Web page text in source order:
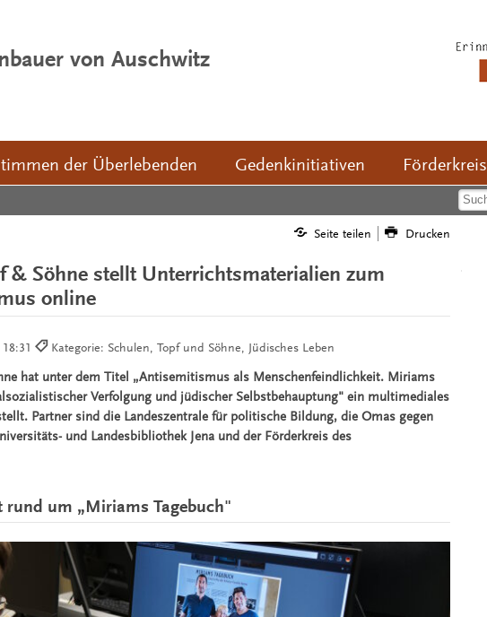
von Auschwitz
der Überlebenden Gedenkinitiativen Förderkreis
Seite teilen Drucken
& Söhne stellt Unterrichtsmaterialien zum
online
Kategorie: Schulen, Topf und Söhne, Jüdisches Leben
hat unter dem Titel „Antisemitismus als Menschenfeindlichkeit. Miriams
Verfolgung und jüdischer Selbstbehauptung" ein multimediales
Partner sind die Landeszentrale für politische Bildung, die Omas gegen
und Landesbibliothek Jena und der Förderkreis des
rund um „Miriams Tagebuch"